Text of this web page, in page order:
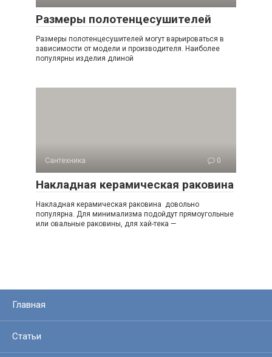
Размеры полотенцесушителей
Размеры полотенцесушителей могут варьироваться в
зависимости от модели и производителя. Наиболее
популярны изделия длиной
Сантехника 0
Накладная керамическая раковина
Накладная керамическая раковина довольно
популярна. Для минимализма подойдут прямоугольные
или овальные раковины, для хай-тека —
Главная
Статьи